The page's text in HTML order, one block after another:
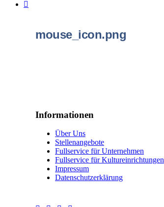
mouse_icon.png
Informationen
Über Uns
Stellenangebote
Fullservice für Unternehmen
Fullservice für Kultureinrichtungen
Impressum
Datenschutzerklärung